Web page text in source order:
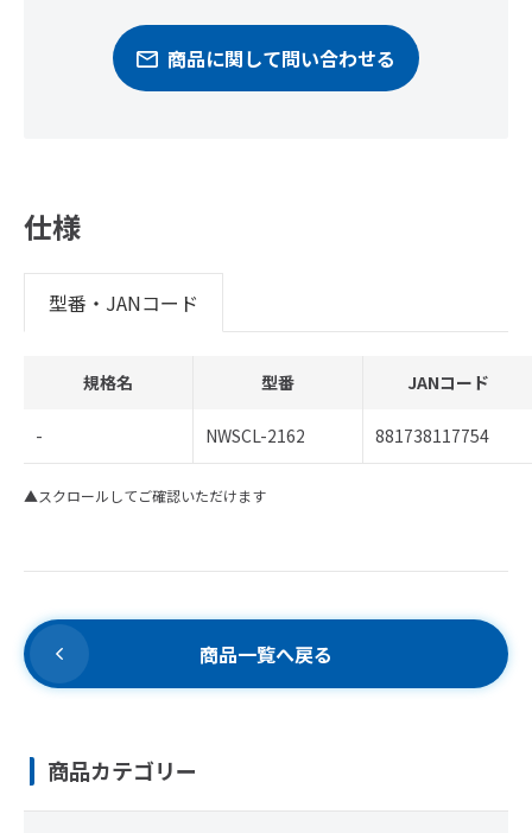
商品に関して問い合わせる
仕様
型番・JANコード
規格名 型番 JANコード
- NWSCL-2162 881738117754
▲スクロールしてご確認いただけます
商品一覧へ戻る
商品カテゴリー